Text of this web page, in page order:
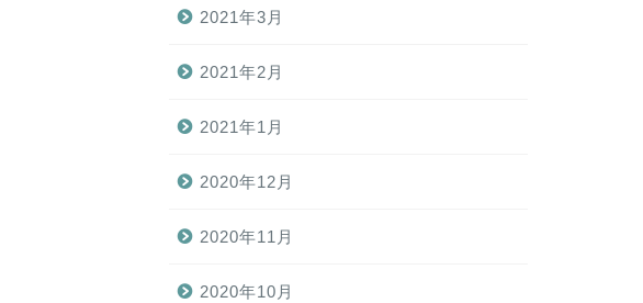
2021年3月
2021年2月
2021年1月
2020年12月
2020年11月
2020年10月